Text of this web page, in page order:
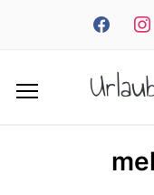
facebook